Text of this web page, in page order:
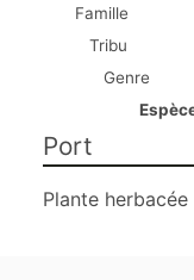
Famille
Tribu
Genre
Port
Plante herbacée